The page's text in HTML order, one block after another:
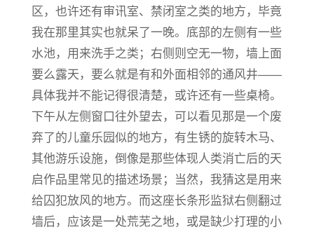
区，也许还有审讯室、禁闭室之类的地方，毕竟
我在那里其实也就呆了一晚。底部的左侧有一些
水池，用来洗手之类；右侧则空无一物，墙上面
要么露天，要么就是有和外面相邻的通风井——
具体我并不能记得很清楚，或许还有一些桌椅。
下午从左侧窗口往外望去，可以看见那是一个废
弃了的儿童乐园似的地方，有生锈的旋转木马、
其他游乐设施，倒像是那些体现人类消亡后的天
启作品里常见的描述场景；当然，我猜这是用来
给囚犯放风的地方。而这座长条形监狱右侧翻过
墙后，应该是一处荒芜之地，或是缺少打理的小